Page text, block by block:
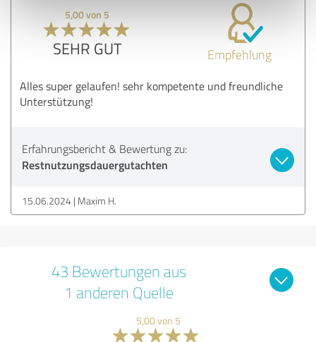
5,00 von 5
SEHR GUT Empfehlung
Alles super gelaufen! sehr kompetente und freundliche
Unterstützung!
Erfahrungsbericht & Bewertung zu:
Restnutzungsdauergutachten
15.06.2024 Maxim H.
43 Bewertungen aus
1 anderen Quelle
5,00 von 5